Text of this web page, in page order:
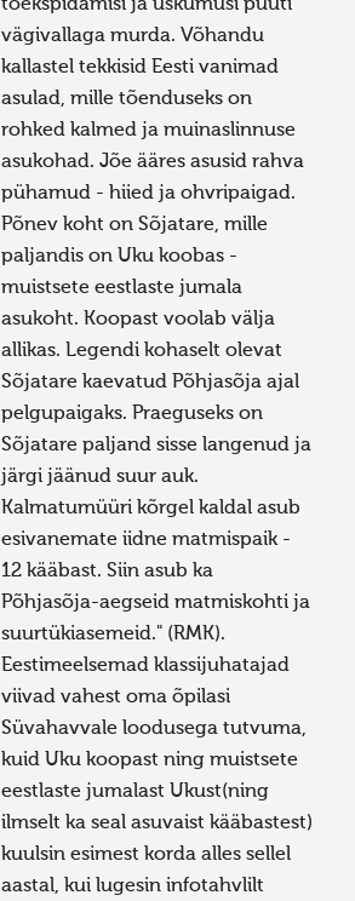
tõekspidamisi ja uskumusi püüti
vägivallaga murda. Võhandu
kallastel tekkisid Eesti vanimad
asulad, mille tõenduseks on
rohked kalmed ja muinaslinnuse
asukohad. Jõe ääres asusid rahva
pühamud - hiied ja ohvripaigad.
Põnev koht on Sõjatare, mille
paljandis on Uku koobas -
muistsete eestlaste jumala
asukoht. Koopast voolab välja
allikas. Legendi kohaselt olevat
Sõjatare kaevatud Põhjasõja ajal
pelgupaigaks. Praeguseks on
Sõjatare paljand sisse langenud ja
järgi jäänud suur auk.
Kalmatumüüri kõrgel kaldal asub
esivanemate iidne matmispaik -
12 kääbast. Siin asub ka
Põhjasõja-aegseid matmiskohti ja
suurtükiasemeid." (RMK).
Eestimeelsemad klassijuhatajad
viivad vahest oma õpilasi
Süvahavvale loodusega tutvuma,
kuid Uku koopast ning muistsete
eestlaste jumalast Ukust(ning
ilmselt ka seal asuvaist kääbastest)
kuulsin esimest korda alles sellel
aastal, kui lugesin infotahvlilt